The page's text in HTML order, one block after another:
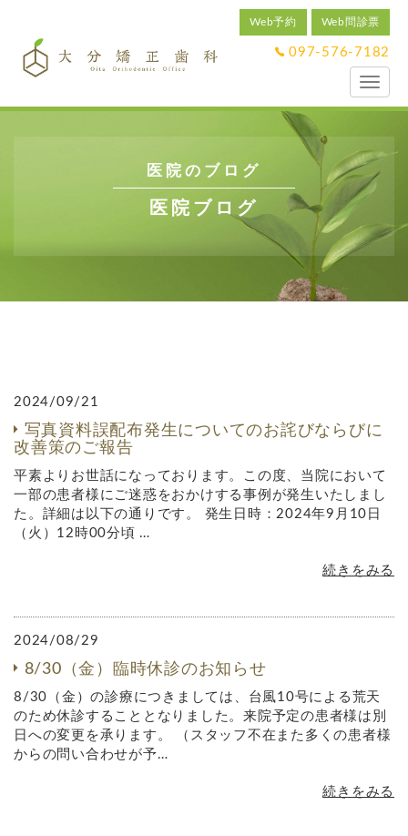
Toggle
097-576-7182
Web予約 Web問診票
医院のブログ
医院ブログ
2024/09/21
写真資料誤配布発生についてのお詫びならびに
改善策のご報告
平素よりお世話になっております。この度、当院において
一部の患者様にご迷惑をおかけする事例が発生いたしまし
た。詳細は以下の通りです。 発生日時：2024年9月10日
（火）12時00分頃 …
続きをみる
2024/08/29
8/30（金）臨時休診のお知らせ
8/30（金）の診療につきましては、台風10号による荒天
のため休診することとなりました。来院予定の患者様は別
日への変更を承ります。 （スタッフ不在また多くの患者様
からの問い合わせが予…
続きをみる